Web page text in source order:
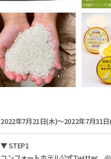
2022年7月21日(木)～2022年7月31日
▼ STEP1